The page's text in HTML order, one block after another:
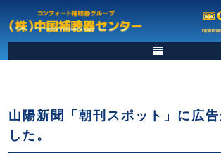
山陽新聞「朝刊スポット」に広
した。